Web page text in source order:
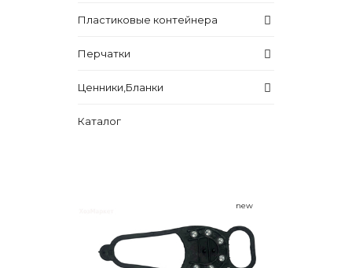
Пластиковые контейнера
Перчатки
Ценники,Бланки
Каталог
new